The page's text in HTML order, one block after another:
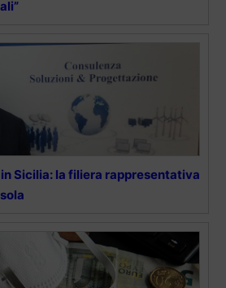
in Sicilia: la filiera rappresentativa